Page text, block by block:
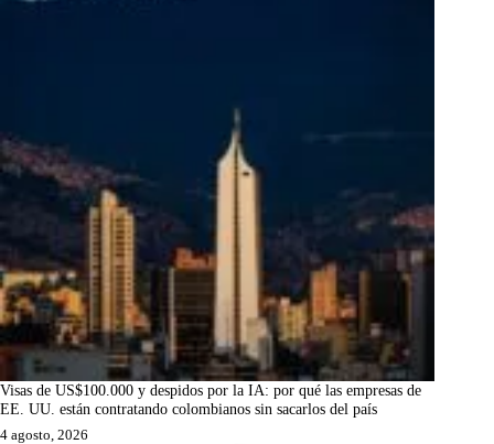
Visas de US$100.000 y despidos por la IA: por qué las empresas de
EE. UU. están contratando colombianos sin sacarlos del país
4 agosto, 2026